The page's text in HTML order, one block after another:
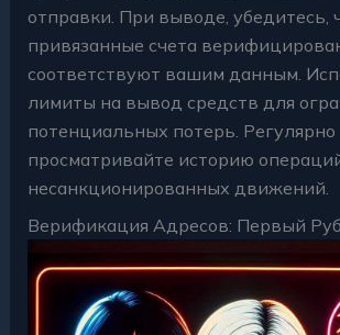
отправки. При выводе, убедитесь,
привязанные счета
соответствуют вашим данным.
лимиты на вывод средств для
потенциальных потерь. Регулярно
просматривайте историю
несанкционированных движений.
Верификация Адресов: Первый